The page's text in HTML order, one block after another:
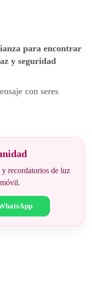
para encontrar
y seguridad
con seres
recordatorios de luz